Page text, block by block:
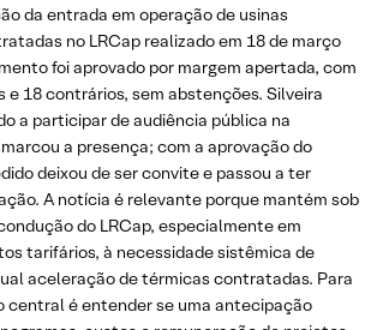
da entrada em operação de usinas
no LRCap realizado em 18 de março
foi aprovado por margem apertada, com
e 18 contrários, sem abstenções. Silveira
a participar de audiência pública na
a presença; com a aprovação do
deixou de ser convite e passou a ter
A notícia é relevante porque mantém sob
do LRCap, especialmente em
tarifários, à necessidade sistêmica de
aceleração de térmicas contratadas. Para
central é entender se uma antecipação